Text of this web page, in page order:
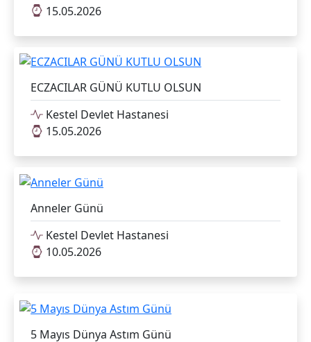
15.05.2026
ECZACILAR GÜNÜ KUTLU OLSUN
Kestel Devlet Hastanesi
15.05.2026
Anneler Günü
Kestel Devlet Hastanesi
10.05.2026
5 Mayıs Dünya Astım Günü